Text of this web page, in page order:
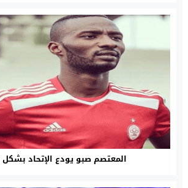
المعتصم صبو يودع الإتحاد